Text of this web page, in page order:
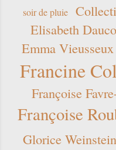
soir de pluie
Elisabeth
Emma Vieusseux
Francine
Françoise
Françoise
Glorice Weinstein